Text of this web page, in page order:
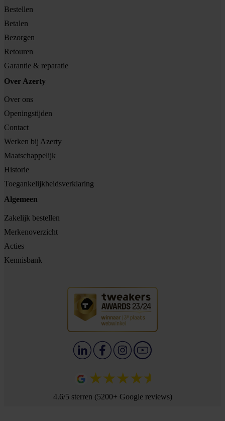
Bestellen
Betalen
Bezorgen
Retouren
Garantie & reparatie
Over Azerty
Over ons
Openingstijden
Contact
Werken bij Azerty
Maatschappelijk
Historie
Toegankelijkheidsverklaring
Algemeen
Zakelijk bestellen
Merkenoverzicht
Acties
Kennisbank
4.6/5 sterren (5200+ Google reviews)